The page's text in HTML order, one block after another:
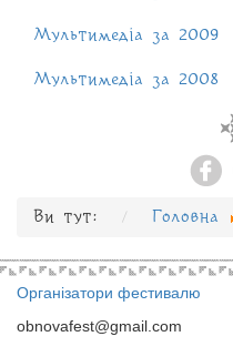
Мультимедіа за 2009
Мультимедіа за 2008
Ви тут: Головна
Організатори фестивалю
obnovafest@gmail.com